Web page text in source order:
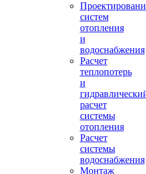
систем
отопления
и
водоснабжения
Расчет
теплопотерь
и
расчет
системы
отопления
Расчет
системы
водоснабжения
Монтаж